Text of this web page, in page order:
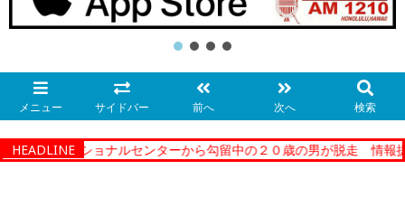
メニュー サイドバー 前へ 次へ 検索
HEADLINE
ーコレクショナルセンターから勾留中の２０歳の男が脱走 情報提供